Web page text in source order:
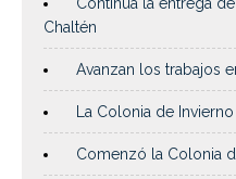
Continúa la entrega
Chaltén
Avanzan los trabajos
La Colonia de
Comenzó la Colonia